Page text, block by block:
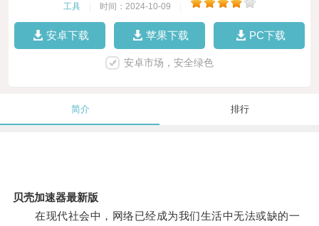
工具 时间：2024-10-09
安卓下载 苹果下载 PC下载
安卓市场，安全绿色
简介 排行
贝壳加速器最新版
在现代社会中，网络已经成为我们生活中无法或缺的一